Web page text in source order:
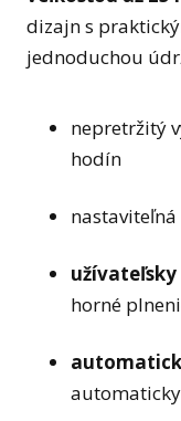
dizajn s
jednoduchou
nepretržitý
hodín
horné